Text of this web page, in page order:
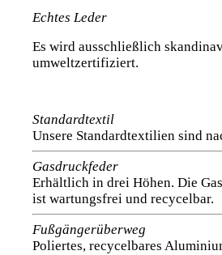
Echtes Leder
Es wird ausschließlich
umweltzertifiziert.
Standardtextil
Unsere Standardtextilien sind
Gasdruckfeder
Erhältlich in drei Höhen. Die
ist wartungsfrei und recycelbar.
Fußgängerüberweg
Poliertes, recycelbares